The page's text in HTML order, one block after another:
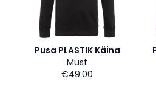
Pusa PLASTIK Käina
Must
€49.00